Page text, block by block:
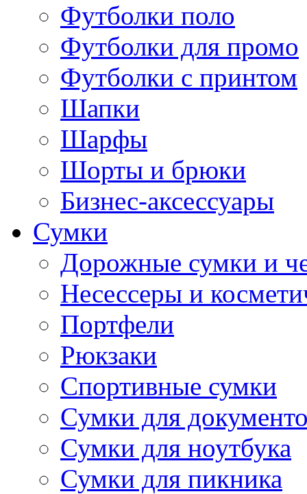
Футболки поло
Футболки для промо
Футболки с принтом
Шапки
Шарфы
Шорты и брюки
Бизнес-аксессуары
Сумки
Дорожные сумки и
Несессеры и
Портфели
Рюкзаки
Спортивные сумки
Сумки для
Сумки для ноутбука
Сумки для пикника